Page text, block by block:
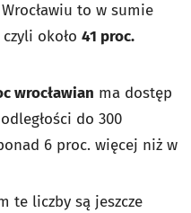
to w sumie
czyli około 41 proc.
wrocławian ma dostęp
do 300
6 proc. więcej niż w
te liczby są jeszcze